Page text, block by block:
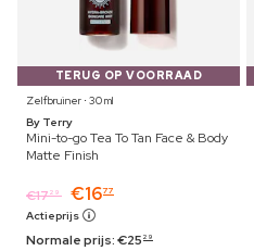
TERUG OP VOORRAAD
Zelfbruiner ⋅ 30 ml
By Terry
Mini-to-go Tea To Tan Face & Body
Matte Finish
€1729 €1677
Actieprijs
Normale prijs:€25 29